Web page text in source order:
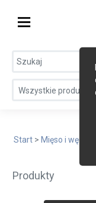
Wszystkie produkty
Start > Mięso i wędliny
Produkty